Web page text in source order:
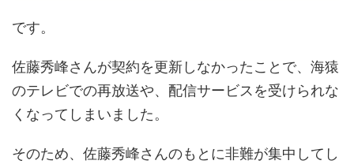
です。
佐藤秀峰さんが契約を更新しなかったことで、海猿
のテレビでの再放送や、配信サービスを受けられな
くなってしまいました。
そのため、佐藤秀峰さんのもとに非難が集中してし